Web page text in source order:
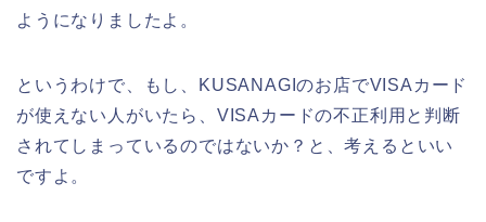
ようになりましたよ。
というわけで、もし、KUSANAGIのお店でVISAカード
が使えない人がいたら、VISAカードの不正利用と判断
されてしまっているのではないか？と、考えるといい
ですよ。